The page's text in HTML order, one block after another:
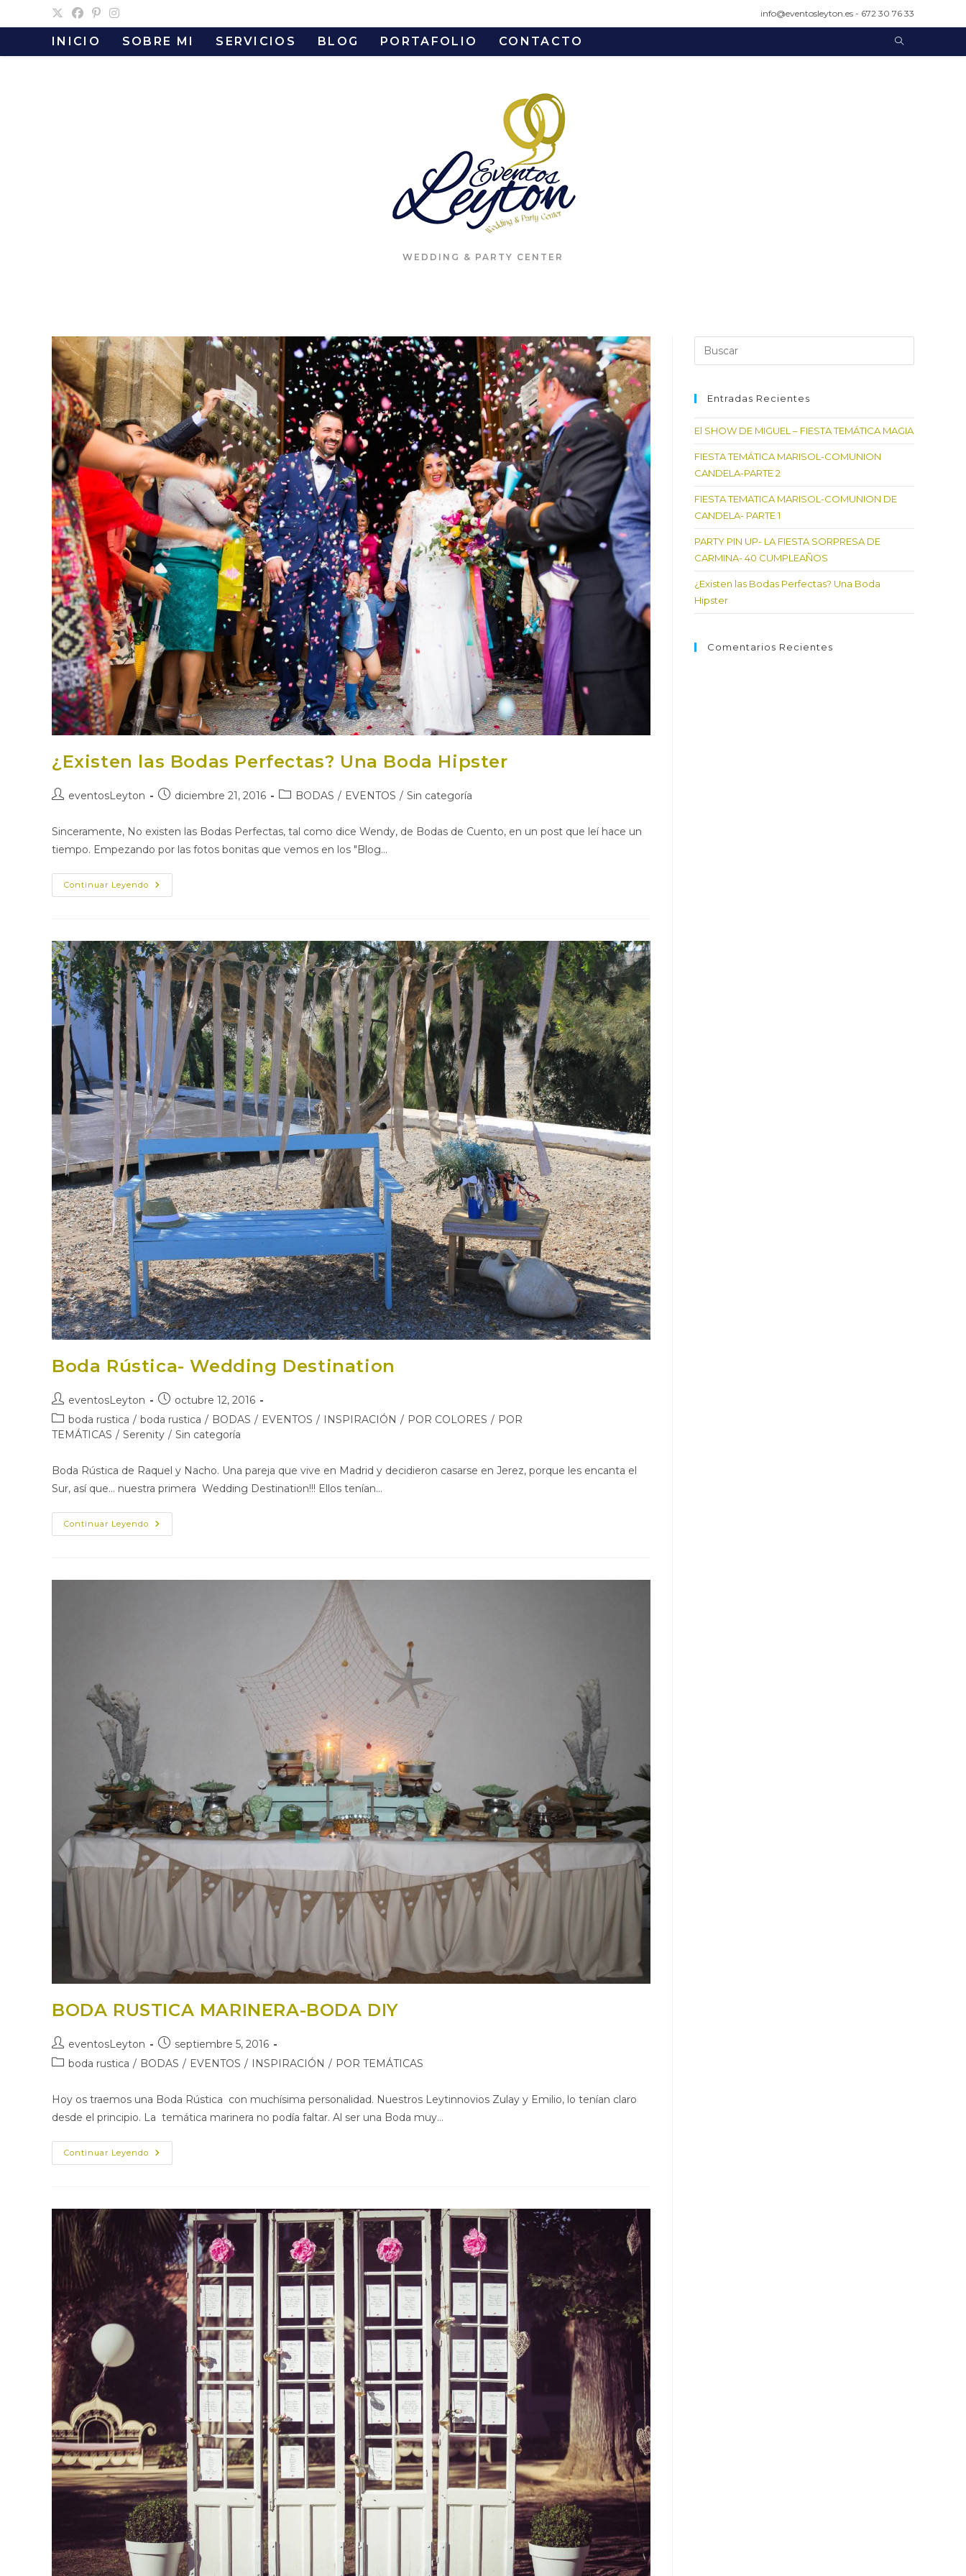
al
info@eventosleyton.es - 672 30 76 33
INICIO SOBRE MI SERVICIOS BLOG PORTAFOLIO CONTACTO
WEDDING & PARTY CENTER
¿Existen las Bodas Perfectas? Una Boda Hipster
Autor
la
entrada:
eventosLeyton
Publicación
la
entrada:
diciembre 21, 2016
Categoría
entrada:
BODAS / EVENTOS / Sin categoría
Sinceramente, No existen las Bodas Perfectas, tal como dice Wendy, de Bodas de Cuento, en un post que leí hace un
tiempo. Empezando por las fotos bonitas que vemos en los "Blog…
Continuar Leyendo ¿Existen
Las
Hipster
Boda Rústica- Wedding Destination
Autor
de
la
eventosLeyton
Publicación
de
entrada:
octubre 12, 2016
Categoría
de
entrada:
boda rustica / boda rustica / BODAS / EVENTOS / INSPIRACIÓN / POR COLORES / POR
TEMÁTICAS / Serenity / Sin categoría
Boda Rústica de Raquel y Nacho. Una pareja que vive en Madrid y decidieron casarse en Jerez, porque les encanta el
Sur, así que... nuestra primera Wedding Destination!!! Ellos tenían…
Continuar Leyendo Boda
Rústica-
BODA RUSTICA MARINERA-BODA DIY
Autor
de
eventosLeyton
Publicación
de
septiembre 5, 2016
Categoría
la
entrada:
boda rustica / BODAS / EVENTOS / INSPIRACIÓN / POR TEMÁTICAS
Hoy os traemos una Boda Rústica con muchísima personalidad. Nuestros Leytinnovios Zulay y Emilio, lo tenían claro
desde el principio. La temática marinera no podía faltar. Al ser una Boda muy…
Continuar Leyendo BODA
RUSTICA
Escape
panel
Entradas Recientes
El SHOW DE MIGUEL – FIESTA TEMÁTICA MAGIA
FIESTA TEMÁTICA MARISOL-COMUNION
CANDELA-PARTE 2
FIESTA TEMATICA MARISOL-COMUNION DE
CANDELA- PARTE 1
PARTY PIN UP- LA FIESTA SORPRESA DE
CARMINA- 40 CUMPLEAÑOS
¿Existen las Bodas Perfectas? Una Boda
Hipster
Comentarios Recientes